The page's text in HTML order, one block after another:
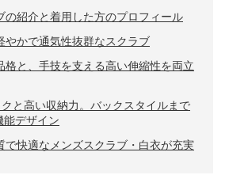
の紹介と着用した方のプロフィール
やかで通気性抜群なスクラブ
格と、手技を支える高い伸縮性を両立
と高い収納力。バックスタイルまで
能デザイン
で快適なメンズスクラブ・白衣が充実